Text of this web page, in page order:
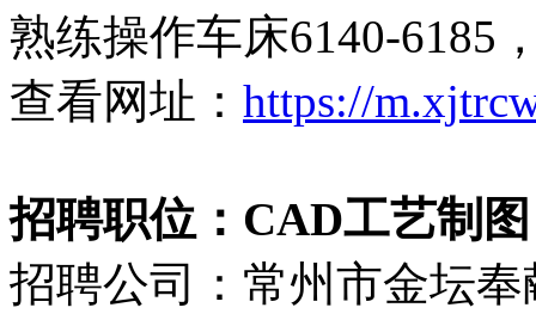
熟练操作车床6140-6185
查看网址： https://
招聘职位：CAD工艺制
招聘公司：常州市金坛